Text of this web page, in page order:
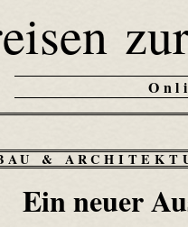
&
Ein neuer